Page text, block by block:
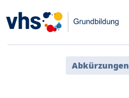
Abkürzungen